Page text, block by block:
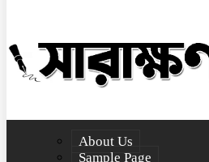
About Us
Sample Page